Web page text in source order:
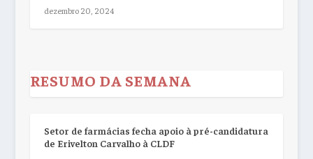
dezembro 20, 2024
RESUMO DA SEMANA
Setor de farmácias fecha apoio à pré-candidatura
de Erivelton Carvalho à CLDF